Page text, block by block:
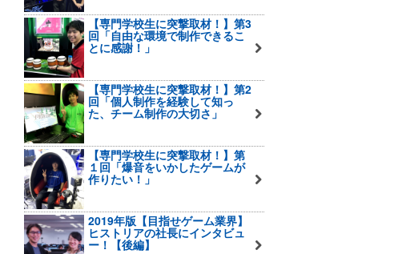
【専門学校生に突撃取材！】第3
回「自由な環境で制作できるこ
とに感謝！」
【専門学校生に突撃取材！】第2
回「個人制作を経験して知っ
た、チーム制作の大切さ」
【専門学校生に突撃取材！】第
１回「爆音をいかしたゲームが
作りたい！」
2019年版【目指せゲーム業界】
ヒストリアの社長にインタビュ
ー！【後編】